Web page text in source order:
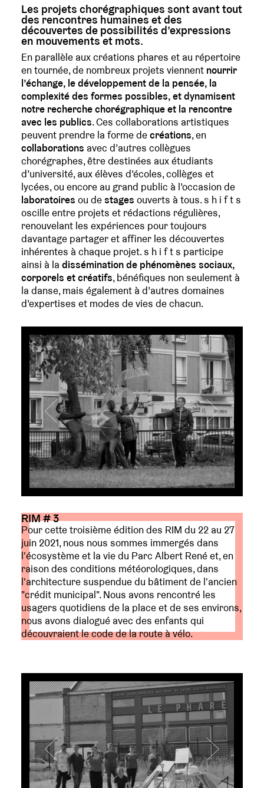
Les projets chorégraphiques sont avant tout
des rencontres humaines et des
découvertes de possibilités d’expressions
en mouvements et mots.
En parallèle aux créations phares et au répertoire
en tournée, de nombreux projets viennent nourrir
l’échange, le développement de la pensée, la
complexité des formes possibles, et dynamisent
notre recherche chorégraphique et la rencontre
avec les publics. Ces collaborations artistiques
peuvent prendre la forme decréations, en
collaborations avec d’autres collègues
chorégraphes, être destinées aux étudiants
d’université, aux élèves d’écoles, collèges et
lycées, ou encore au grand public à l’occasion de
laboratoires ou destages ouverts à tous. s h i f t s
oscille entre projets et rédactions régulières,
renouvelant les expériences pour toujours
davantage partager et affiner les découvertes
inhérentes à chaque projet. s h i f t s participe
ainsi à ladissémination de phénomènes sociaux,
corporels et créatifs, bénéfiques non seulement à
la danse, mais également à d’autres domaines
d’expertises et modes de vies de chacun.
RIM # 3
Pour cette troisième édition des RIM du 22 au 27
juin 2021, nous nous sommes immergés dans
l'écosystème et la vie du Parc Albert René et, en
raison des conditions météorologiques, dans
l'architecture suspendue du bâtiment de l'ancien
"crédit municipal". Nous avons rencontré les
usagers quotidiens de la place et de ses environs,
nous avons dialogué avec des enfants qui
découvraient le code de la route à vélo.